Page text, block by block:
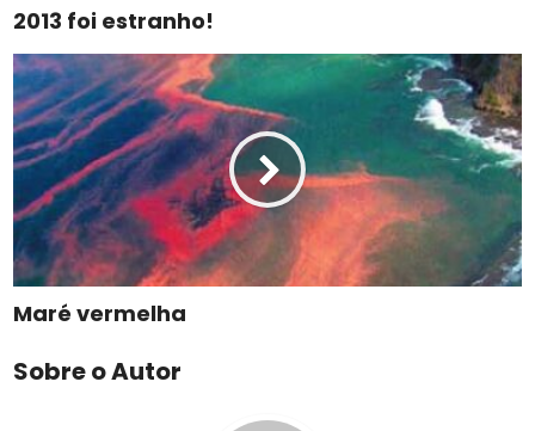
2013 foi estranho!
Maré vermelha
Sobre o Autor